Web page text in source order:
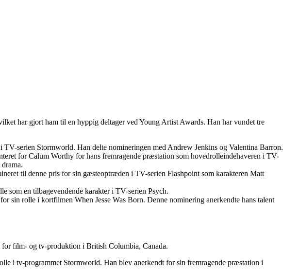
har gjort ham til en hyppig deltager ved Young Artist Awards. Han har vundet tre
serien Stormworld. Han delte nomineringen med Andrew Jenkins og Valentina Barron.
for Calum Worthy for hans fremragende præstation som hovedrolleindehaveren i TV-
til denne pris for sin gæsteoptræden i TV-serien Flashpoint som karakteren Matt
som en tilbagevendende karakter i TV-serien Psych.
sin rolle i kortfilmen When Jesse Was Born. Denne nominering anerkendte hans talent
for film- og tv-produktion i British Columbia, Canada.
i tv-programmet Stormworld. Han blev anerkendt for sin fremragende præstation i